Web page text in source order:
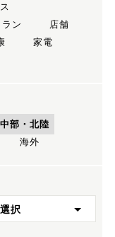
ン
店舗
家電
中部・北陸
海外
択